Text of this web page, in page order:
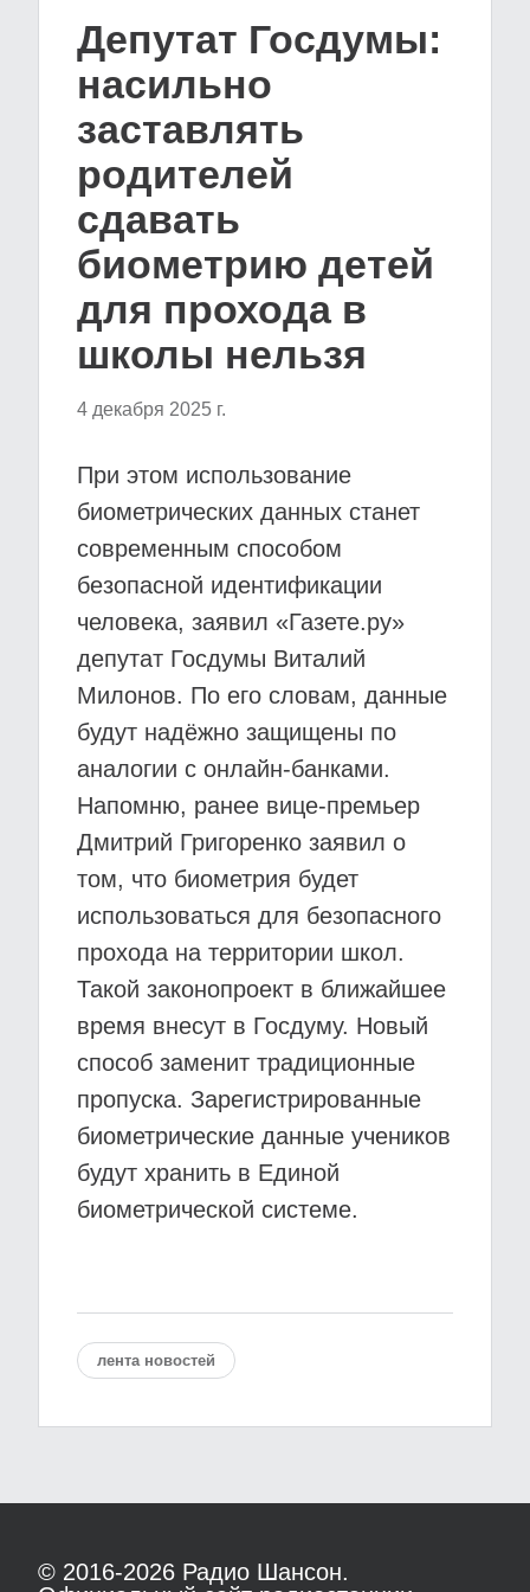
Депутат Госдумы:
насильно
заставлять
родителей
сдавать
биометрию детей
для прохода в
школы нельзя
4 декабря 2025 г.
При этом использование
биометрических данных станет
современным способом
безопасной идентификации
человека, заявил «Газете.ру»
депутат Госдумы Виталий
Милонов. По его словам, данные
будут надёжно защищены по
аналогии с онлайн-банками.
Напомню, ранее вице-премьер
Дмитрий Григоренко заявил о
том, что биометрия будет
использоваться для безопасного
прохода на территории школ.
Такой законопроект в ближайшее
время внесут в Госдуму. Новый
способ заменит традиционные
пропуска. Зарегистрированные
биометрические данные учеников
будут хранить в Единой
биометрической системе.
лента новостей
© 2016-2026 Радио Шансон.